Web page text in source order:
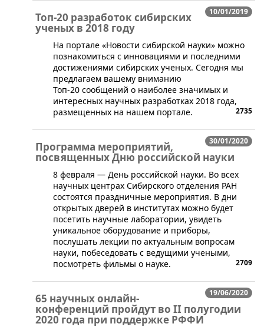
10/01/2019
Топ-20 разработок сибирских
ученых в 2018 году
На портале «Новости сибирской науки» можно
познакомиться с инновациями и последними
достижениями сибирских ученых. Сегодня мы
предлагаем вашему вниманию
Топ-20 сообщений о наиболее значимых и
интересных научных разработках 2018 года,
размещенных на нашем портале.
2735
30/01/2020
Программа мероприятий,
посвященных Дню российской науки
​8 февраля — День российской науки. Во всех
научных центрах Сибирского отделения РАН
состоятся праздничные мероприятия. В дни
открытых дверей в институтах можно будет
посетить научные лаборатории, увидеть
уникальное оборудование и приборы,
послушать лекции по актуальным вопросам
науки, побеседовать с ведущими учеными,
посмотреть фильмы о науке.
2709
19/06/2020
65 научных онлайн-
конференций пройдут во II полугодии
2020 года при поддержке РФФИ